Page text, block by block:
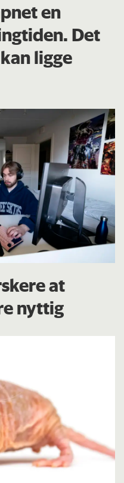
en
Det
ligge
at
nyttig